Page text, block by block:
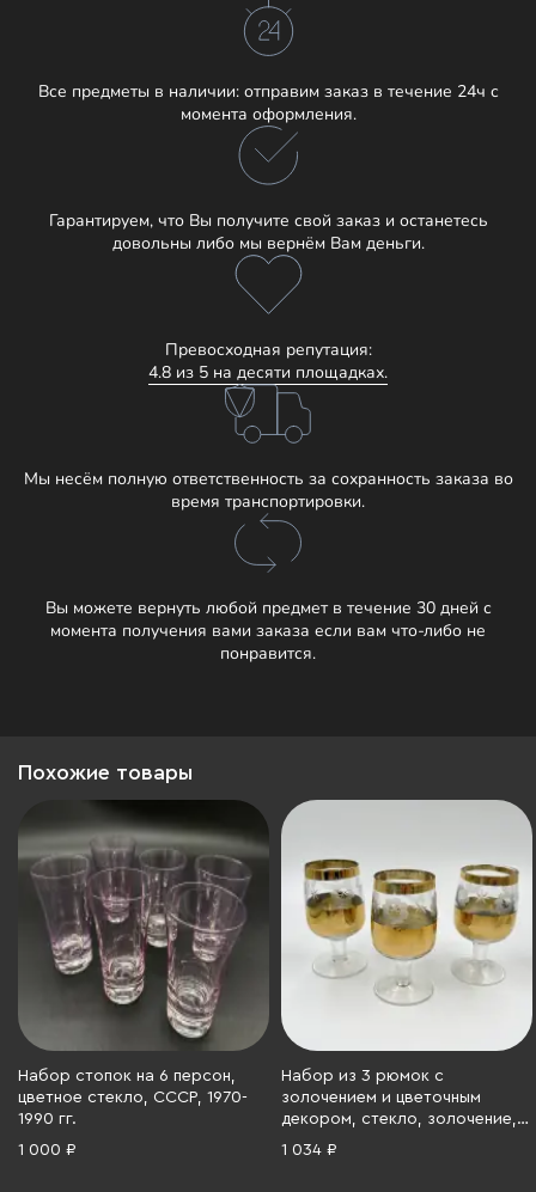
Все предметы в наличии: отправим заказ в течение 24ч с
момента оформления.
Гарантируем, что Вы получите свой заказ и останетесь
довольны либо мы вернём Вам деньги.
Превосходная репутация:
4.8 из 5 на десяти площадках.
Мы несём полную ответственность за сохранность заказа во
время транспортировки.
Вы можете вернуть любой предмет в течение 30 дней с
момента получения вами заказа если вам что-либо не
понравится.
Похожие товары
Набор стопок на 6 персон,
цветное стекло, СССР, 1970-
1990 гг.
1 000 ₽
Набор из 3 рюмок с
золочением и цветочным
декором, стекло, золочение,
крытье, Россия, 1990-2000 гг.
1 034 ₽